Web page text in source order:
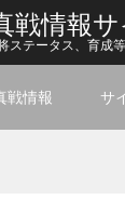
戦情報サ
ステータス、育成
戦情報 サ